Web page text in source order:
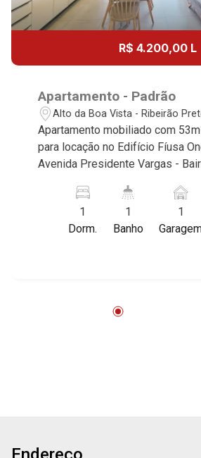
R$ 4.200,00 L
Apartamento - Padrão
Alto da Boa Vista - Ribeirão
Apartamento mobiliado com
para locação no Edifício Fíusa
Avenida Presidente Vargas -
características deste imóvel que
Imobiliária selecionou para você: - 53m² de área
útil - 1 dormitório com armários e
Imobiliária - excelência absoluta
prestígio da região, incluindo: Marquises Park,
1
Dorm.
1
Banho
1